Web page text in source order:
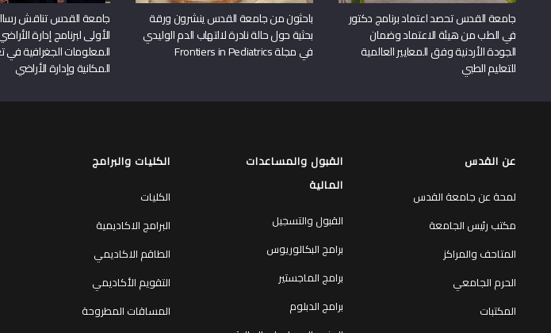
جامعة القدس تحصد اعتماد برنامج دكتور
في الطب من هيئة الاعتماد وضمان
الجودة الأردنية وفق المعايير العالمية
للتعليم الطبي
باحثون من جامعة القدس ينشرون ورقة
بحثية حول حالة نادرة لالتهاب الدم الوليدي
في مجلة Frontiers in Pediatrics
جامعة القدس تناقش
الأولى لبرنامج إدارة
المعلومات الجغرافية في
المكانية وإدارة الأراضي
عن القدس
لمحة عن جامعة القدس
مكتب رئيس الجامعة
المتاحف والمراكز
الحرم الجامعي
المكتبات
القبول والمساعدات
المالية
القبول والتسجيل
برامج البكالوريوس
برامج الماجستير
برامج الدبلوم
الكليات والبرامج
الكليات
البرامج الاكاديمية
الطاقم الاكاديمي
التقويم الأكاديمي
المساقات المطروحة